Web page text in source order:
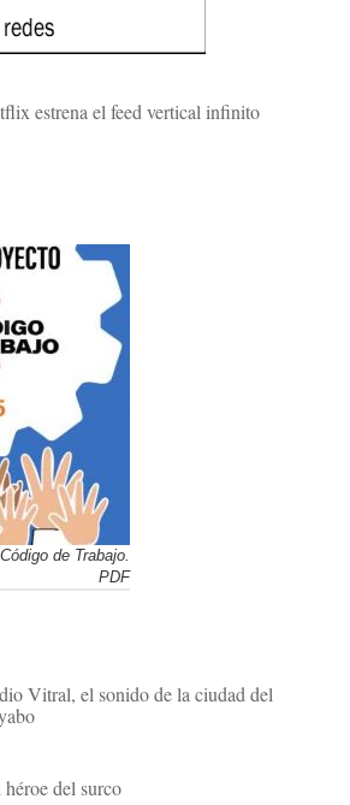
estrena el feed vertical infinito
de Trabajo.
PDF
Vitral, el sonido de la ciudad del
del surco